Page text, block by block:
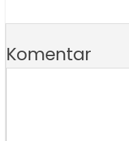
Komentar